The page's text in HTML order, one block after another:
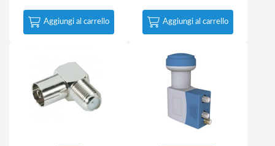
Aggiungi al carrello Aggiungi al carrello